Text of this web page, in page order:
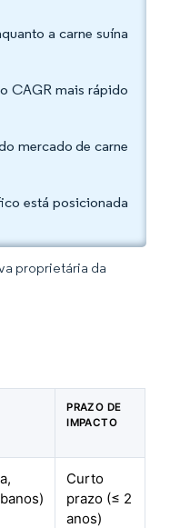
a carne suína
CAGR mais rápido
mercado de carne
está posicionada
proprietária da
PRAZO DE
IMPACTO
Curto
prazo (≤ 2
anos)